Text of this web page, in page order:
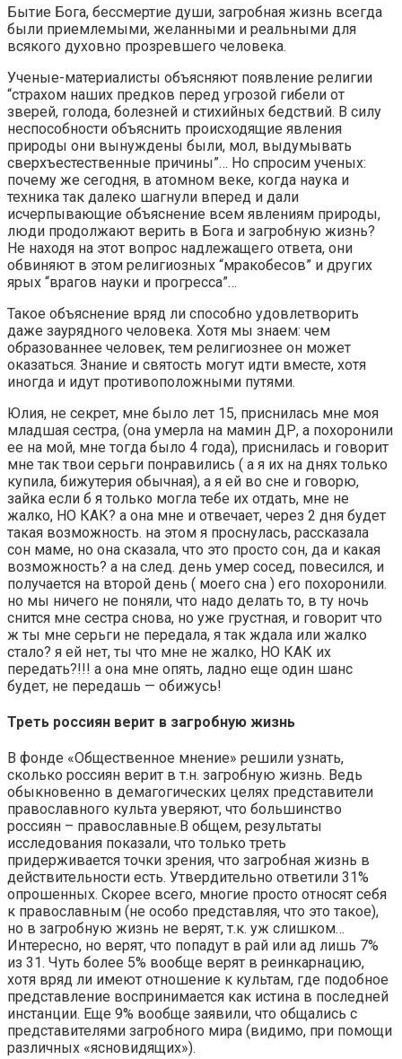
Бытие Бога, бессмертие души, загробная жизнь всегда
были приемлемыми, желанными и реальными для
всякого духовно прозревшего человека.
Ученые-материалисты объясняют появление религии
“страхом наших предков перед угрозой гибели от
зверей, голода, болезней и стихийных бедствий. В силу
неспособности объяснить происходящие явления
природы они вынуждены были, мол, выдумывать
сверхъестественные причины”… Но спросим ученых:
почему же сегодня, в атомном веке, когда наука и
техника так далеко шагнули вперед и дали
исчерпывающие объяснение всем явлениям природы,
люди продолжают верить в Бога и загробную жизнь?
Не находя на этот вопрос надлежащего ответа, они
обвиняют в этом религиозных “мракобесов” и других
ярых “врагов науки и прогресса”…
Такое объяснение вряд ли способно удовлетворить
даже заурядного человека. Хотя мы знаем: чем
образованнее человек, тем религиознее он может
оказаться. Знание и святость могут идти вместе, хотя
иногда и идут противоположными путями.
Юлия, не секрет, мне было лет 15, приснилась мне моя
младшая сестра, (она умерла на мамин ДР, а похоронили
ее на мой, мне тогда было 4 года), приснилась и говорит
мне так твои серьги понравились ( а я их на днях только
купила, бижутерия обычная), а я ей во сне и говорю,
зайка если б я только могла тебе их отдать, мне не
жалко, НО КАК? а она мне и отвечает, через 2 дня будет
такая возможность. на этом я проснулась, рассказала
сон маме, но она сказала, что это просто сон, да и какая
возможность? а на след. день умер сосед, повесился, и
получается на второй день ( моего сна ) его похоронили.
но мы ничего не поняли, что надо делать то, в ту ночь
снится мне сестра снова, но уже грустная, и говорит что
ж ты мне серьги не передала, я так ждала или жалко
стало? я ей нет, ты что мне не жалко, НО КАК их
передать?!!! а она мне опять, ладно еще один шанс
будет, не передашь — обижусь!
Треть россиян верит в загробную жизнь
В фонде «Общественное мнение» решили узнать,
сколько россиян верит в т.н. загробную жизнь. Ведь
обыкновенно в демагогических целях представители
православного культа уверяют, что большинство
россиян – православные.В общем, результаты
исследования показали, что только треть
придерживается точки зрения, что загробная жизнь в
действительности есть. Утвердительно ответили 31%
опрошенных. Скорее всего, многие просто относят себя
к православным (не особо представляя, что это такое),
но в загробную жизнь не верят, т.к. уж слишком…
Интересно, но верят, что попадут в рай или ад лишь 7%
из 31. Чуть более 5% вообще верят в реинкарнацию,
хотя вряд ли имеют отношение к культам, где подобное
представление воспринимается как истина в последней
инстанции. Еще 9% вообще заявили, что общались с
представителями загробного мира (видимо, при помощи
различных «ясновидящих»).